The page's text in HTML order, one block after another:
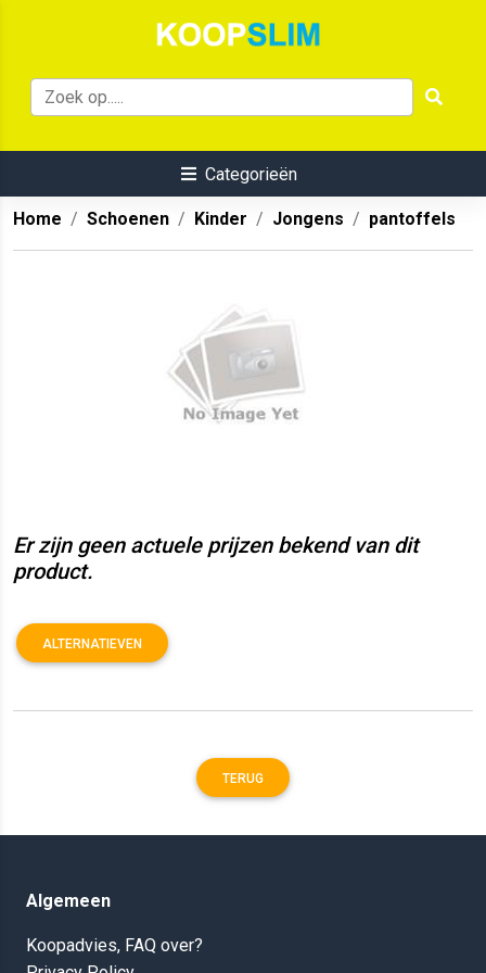
Categorieën
Home Schoenen Kinder Jongens pantoffels
Er zijn geen actuele prijzen bekend van dit
product.
ALTERNATIEVEN
TERUG
Algemeen
Koopadvies, FAQ over?